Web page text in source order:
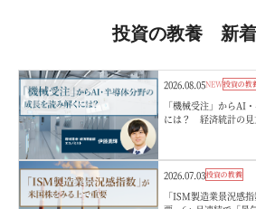
投資の教養 新
2026.08.05NEW投資の教
「機械受注」からAI
には？ 経済統計の
2026.07.03投資の教養
「ISM製造業景況感